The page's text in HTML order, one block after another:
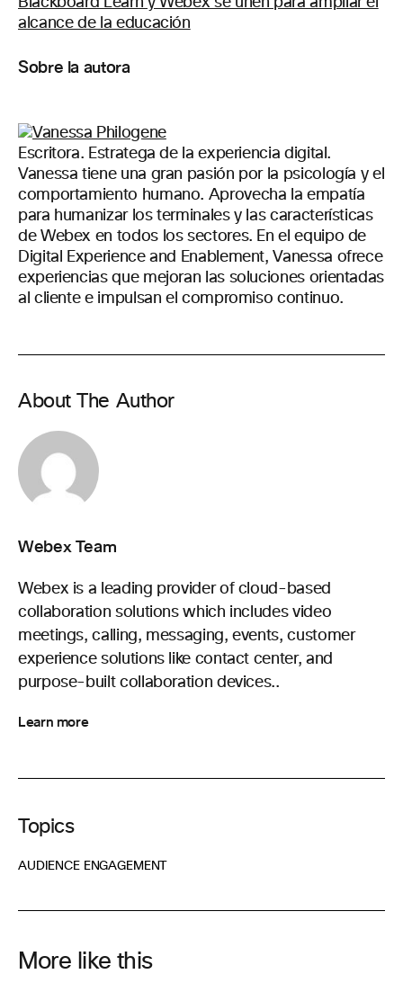
alcance de la educación
Sobre la autora
Escritora. Estratega de la experiencia digital.
Vanessa tiene una gran pasión por la psicología y el
comportamiento humano. Aprovecha la empatía
para humanizar los terminales y las características
de Webex en todos los sectores. En el equipo de
Digital Experience and Enablement, Vanessa ofrece
experiencias que mejoran las soluciones orientadas
al cliente e impulsan el compromiso continuo.
About The Author
Webex Team
Webex is a leading provider of cloud-based
collaboration solutions which includes video
meetings, calling, messaging, events, customer
experience solutions like contact center, and
purpose-built collaboration devices..
Learn more
Topics
AUDIENCE ENGAGEMENT
More like this